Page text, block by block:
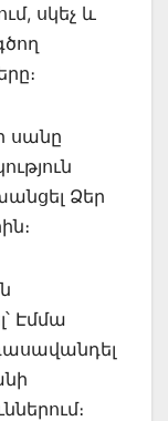
սկեչ և
սանը
Ձեր
Էմմա